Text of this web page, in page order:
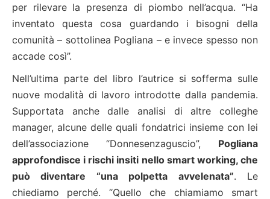
per rilevare la presenza di piombo nell’acqua. “Ha
inventato questa cosa guardando i bisogni della
comunità – sottolinea Pogliana – e invece spesso non
accade così”.
Nell’ultima parte del libro l’autrice si sofferma sulle
nuove modalità di lavoro introdotte dalla pandemia.
Supportata anche dalle analisi di altre colleghe
manager, alcune delle quali fondatrici insieme con lei
dell’associazione “Donnesenzaguscio”, Pogliana
approfondisce i rischi insiti nello smart working, che
può diventare “una polpetta avvelenata”. Le
chiediamo perché. “Quello che chiamiamo smart